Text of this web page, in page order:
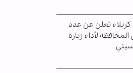
كربلاء تعلن عن عدد
المحافظة لأداء زيارة